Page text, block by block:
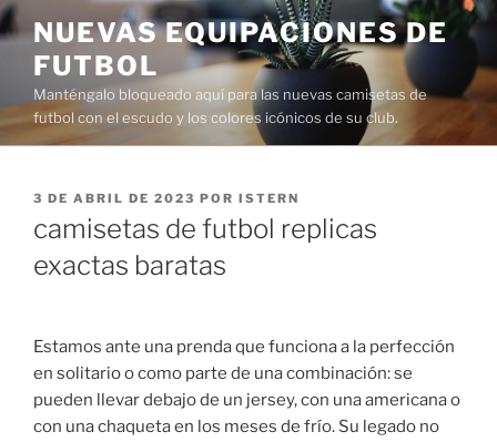
Saltar
al
contenido
NUEVAS EQUIPACIONES DE
FUTBOL
Manténgalo bloqueado aquí para las nuevas camisetas de
futbol con el escudo y los colores icónicos de su club.
PUBLICADO
3 DE ABRIL DE 2023 POR ISTERN
camisetas de futbol replicas
exactas baratas
Estamos ante una prenda que funciona a la perfección
en solitario o como parte de una combinación: se
pueden llevar debajo de un jersey, con una americana o
con una chaqueta en los meses de frío. Su legado no